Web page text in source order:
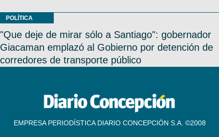
POLÍTICA
"Que deje de mirar sólo a Santiago": gobernador
Giacaman emplazó al Gobierno por detención de
corredores de transporte público
EMPRESA PERIODÍSTICA DIARIO CONCEPCIÓN S.A. ©2008